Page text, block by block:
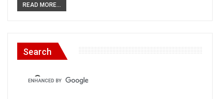
READ MORE...
Search